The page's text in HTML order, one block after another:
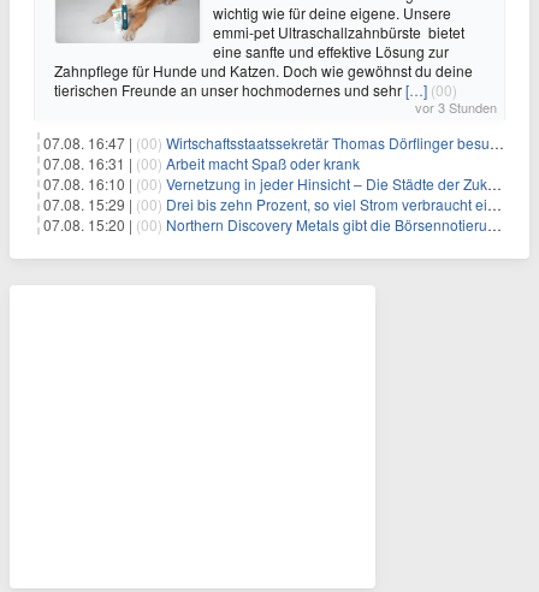
wichtig wie für deine eigene. Unsere
emmi-pet Ultraschallzahnbürste bietet
eine sanfte und effektive Lösung zur
Zahnpflege für Hunde und Katzen. Doch wie gewöhnst du deine
tierischen Freunde an unser hochmodernes und sehr[…] (00)
vor 3 Stunden
07.08. 16:47 | (00) Wirtschaftsstaatssekretär Thomas Dörflinger besucht Handwerksbetrieb im Kammerbezirk Freiburg
07.08. 16:31 | (00) Arbeit macht Spaß oder krank
07.08. 16:10 | (00) Vernetzung in jeder Hinsicht – Die Städte der Zukunft sind grün-blau
07.08. 15:29 | (00) Drei bis zehn Prozent, so viel Strom verbraucht ein Aufzug im Gebäude
07.08. 15:20 | (00) Northern Discovery Metals gibt die Börsennotierung an der Frankfurter Wertpapierbörse bekannt